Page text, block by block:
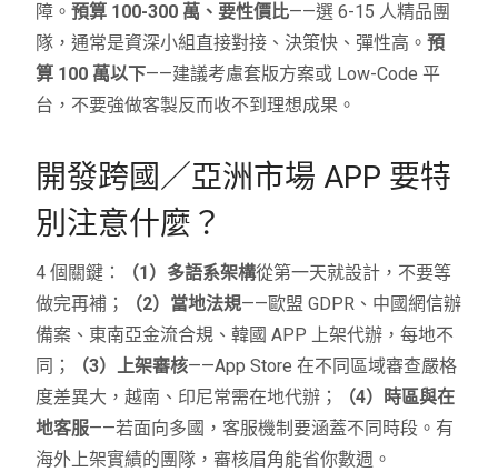
障。預算 100-300 萬、要性價比——選 6-15 人精品團
隊，通常是資深小組直接對接、決策快、彈性高。預
算 100 萬以下——建議考慮套版方案或 Low-Code 平
台，不要強做客製反而收不到理想成果。
開發跨國／亞洲市場 APP 要特
別注意什麼？
4 個關鍵： （1）多語系架構從第一天就設計，不要等
做完再補；
（2）當地法規——歐盟 GDPR、中國網信辦
備案、東南亞金流合規、韓國 APP 上架代辦，每地不
同；
（3）上架審核——App Store 在不同區域審查嚴格
度差異大，越南、印尼常需在地代辦；
（4）時區與在
地客服——若面向多國，客服機制要涵蓋不同時段。有
海外上架實績的團隊，審核眉角能省你數週。